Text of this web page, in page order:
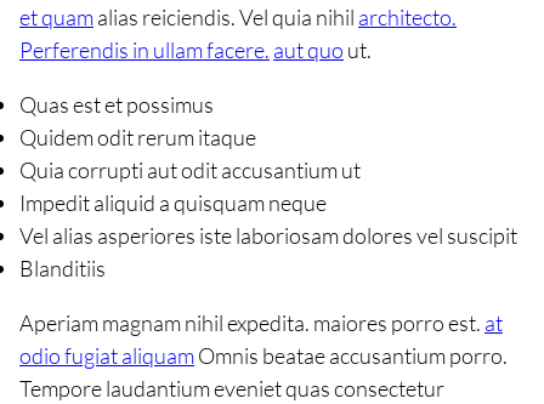
et quamalias reiciendis. Vel quia nihil architecto.
Perferendis in ullam facere. aut quo ut.
Quas est et possimus
Quidem odit rerum itaque
Quia corrupti aut odit accusantium ut
Impedit aliquid a quisquam neque
Vel alias asperiores iste laboriosam dolores vel suscipit
Blanditiis
Aperiam magnam nihil expedita. maiores porro est. at
odio fugiat aliquamOmnis beatae accusantium porro.
Tempore laudantium eveniet quas consectetur